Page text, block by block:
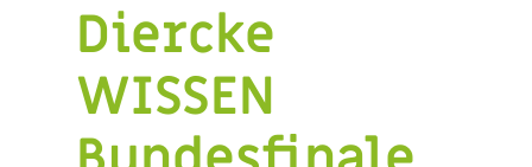
Diercke
WISSEN